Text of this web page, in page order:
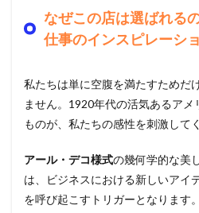
なぜこの店は選ばれる
仕事のインスピレーシ
私たちは単に空腹を満たすためだ
ません。1920年代の活気あるア
ものが、私たちの感性を刺激して
アール・デコ様式の幾何学的な美
は、ビジネスにおける新しいアイ
を呼び起こすトリガーとなります。